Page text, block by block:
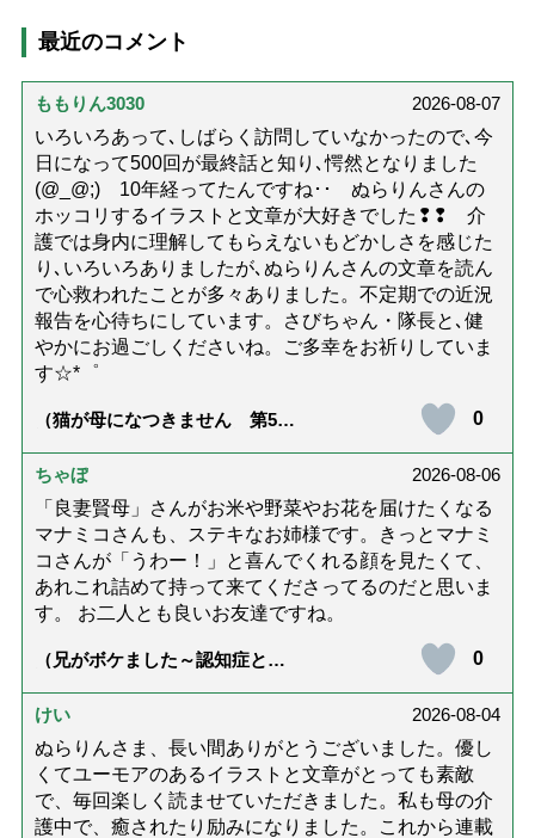
最近のコメント
ももりん3030
2026-08-07
いろいろあって､しばらく訪問していなかったので､今
日になって500回が最終話と知り､愕然となりました
(@_@;) 10年経ってたんですね･･ ぬらりんさんの
ホッコリするイラストと文章が大好きでした❢❢ 介
護では身内に理解してもらえないもどかしさを感じた
り､いろいろありましたが､ぬらりんさんの文章を読ん
で心救われたことが多々ありました。不定期での近況
報告を心待ちにしています。さびちゃん・隊長と､健
やかにお過ごしくださいね。ご多幸をお祈りしていま
す☆*゜
（猫が母になつきません 第500
0
ちゃぼ
2026-08-06
「良妻賢母」さんがお米や野菜やお花を届けたくなる
マナミコさんも、ステキなお姉様です。きっとマナミ
コさんが「うわー！」と喜んでくれる顔を見たくて、
あれこれ詰めて持って来てくださってるのだと思いま
す。 お二人とも良いお友達ですね。
（兄がボケました～認知症と介
達』が届きました」）
0
けい
2026-08-04
ぬらりんさま、長い間ありがとうございました。優し
くてユーモアのあるイラストと文章がとっても素敵
で、毎回楽しく読ませていただきました。私も母の介
護中で、癒されたり励みになりました。これから連載